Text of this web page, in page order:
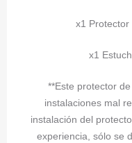
x1
x1
**Este protector
instalaciones mal
instalación del
experiencia, sólo se